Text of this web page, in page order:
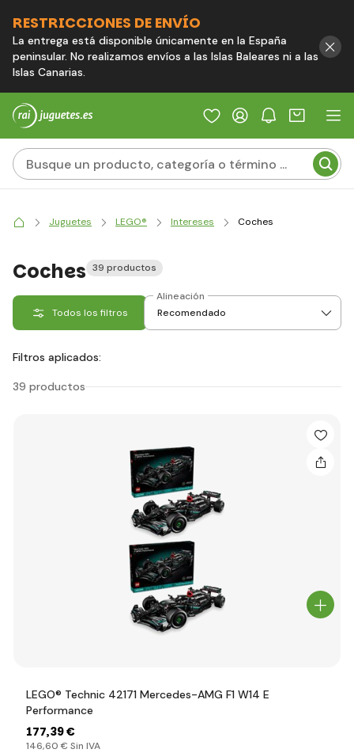
RESTRICCIONES DE ENVÍO
La entrega está disponible únicamente en la España
peninsular. No realizamos envíos a las Islas Baleares ni a las
Islas Canarias.
Juguetes LEGO® Intereses Coches
Coches 39 productos
Todos los filtros
Alineación
Filtros aplicados:
39 productos
LEGO® Technic 42171 Mercedes-AMG F1 W14 E
Performance
177,39 €
146,60 € Sin IVA